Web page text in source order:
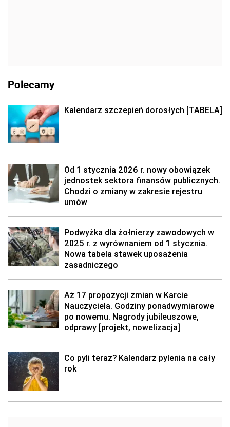
Polecamy
Kalendarz szczepień dorosłych [TABELA]
Od 1 stycznia 2026 r. nowy obowiązek
jednostek sektora finansów publicznych.
Chodzi o zmiany w zakresie rejestru
umów
Podwyżka dla żołnierzy zawodowych w
2025 r. z wyrównaniem od 1 stycznia.
Nowa tabela stawek uposażenia
zasadniczego
Aż 17 propozycji zmian w Karcie
Nauczyciela. Godziny ponadwymiarowe
po nowemu. Nagrody jubileuszowe,
odprawy [projekt, nowelizacja]
Co pyli teraz? Kalendarz pylenia na cały
rok